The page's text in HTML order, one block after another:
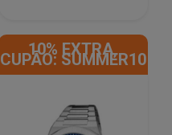
10% EXTRA,
CUPÃO: SUMMER10